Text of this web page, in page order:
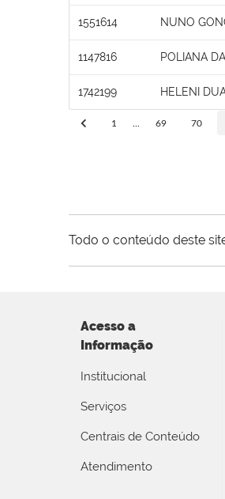
1551614 NUNO
1147816 POLIANA
1742199 HELENI
1 69 70
Todo o conteúdo deste
Acesso a
Informação
Institucional
Serviços
Centrais de Conteúdo
Atendimento